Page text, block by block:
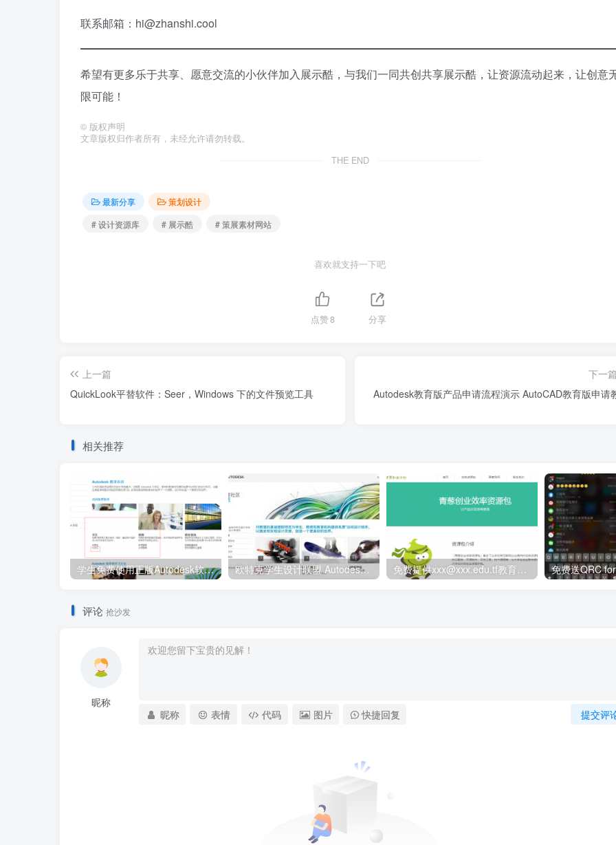
联系邮箱：hi@zhanshi.cool
希望有更多乐于共享、愿意交流的小伙伴加入展示酷，与我们一同共创共享展示酷，让资源流动起来，让创意
限可能！
© 版权声明
文章版权归作者所有，未经允许请勿转载。
THE END
最新分享
策划设计
# 设计资源库
# 展示酷 # 策展素材网站
喜欢就支持一下吧
点赞8 分享
上一篇
QuickLook平替软件：Seer，Windows 下的文件预览工具
下一
Autodesk教育版产品申请流程演示 AutoCAD教育版申请
相关推荐
学生免费使用正版Autodesk软件教育版三年 AutoCAD教育版注册方法 欧特克学生设计联盟 Autodesk教育版软件免费下载|3ds Max正版下载方法 免费提供xxx@xxx.edu.tf教育网邮箱账号
评论 抢沙发
昵称
提交评
昵称 表情 代码 图片 快捷回复